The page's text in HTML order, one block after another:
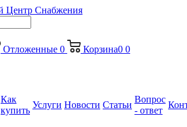
Отложенные 0 Корзина0 0
Как
купить
Услуги Новости Статьи
Вопрос
- ответ